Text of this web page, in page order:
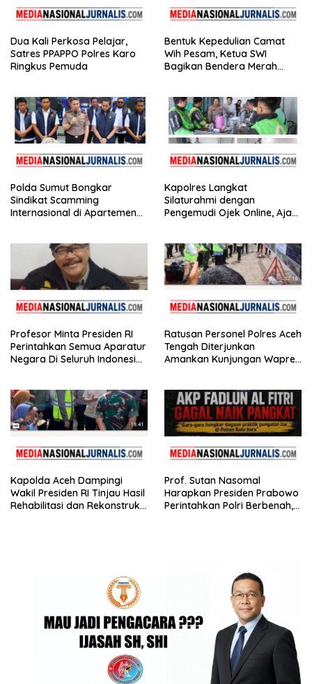
Dua Kali Perkosa Pelajar,
Satres PPAPPO Polres Karo
Ringkus Pemuda
Bentuk Kepedulian Camat
Wih Pesam, Ketua SWI
Bagikan Bendera Merah
Polda Sumut Bongkar
Sindikat Scamming
Internasional di Apartemen
Kapolres Langkat
Silaturahmi dengan
Pengemudi Ojek Online, Ajak
Profesor Minta Presiden RI
Perintahkan Semua Aparatur
Negara Di Seluruh Indonesia
Ratusan Personel Polres Aceh
Tengah Diterjunkan
Amankan Kunjungan Wapres
Kapolda Aceh Dampingi
Wakil Presiden RI Tinjau Hasil
Rehabilitasi dan Rekonstruksi
Prof. Sutan Nasomal
Harapkan Presiden Prabowo
Perintahkan Polri Berbenah,